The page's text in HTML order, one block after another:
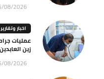
08/2026
اخبار وتقارير
عمليات
زين
08/2026